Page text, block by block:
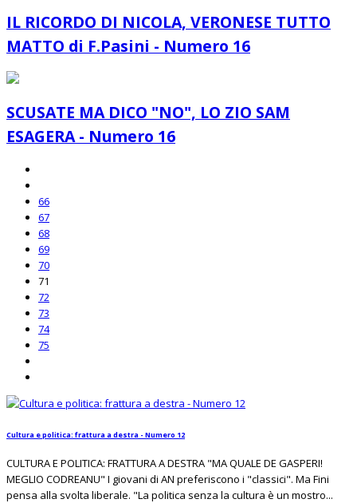
IL RICORDO DI NICOLA, VERONESE TUTTO
MATTO di F.Pasini - Numero 16
SCUSATE MA DICO "NO", LO ZIO SAM
ESAGERA - Numero 16
66
67
68
69
70
71
72
73
74
75
Cultura e politica: frattura a destra - Numero 12
CULTURA E POLITICA: FRATTURA A DESTRA "MA QUALE DE GASPERI!
MEGLIO CODREANU" I giovani di AN preferiscono i "classici". Ma Fini
pensa alla svolta liberale. "La politica senza la cultura è un mostro...